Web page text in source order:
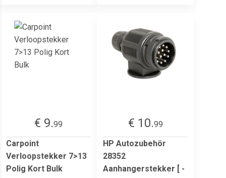
€ 9.99
Carpoint
Verloopstekker 7>13
Polig Kort Bulk
€ 10.99
HP Autozubehör
28352
Aanhangerstekker [ -